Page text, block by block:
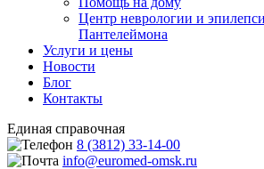
Центр неврологии и
Пантелеймона
Услуги и цены
Новости
Блог
Контакты
Единая справочная
8 (3812) 33-14-00
info@euromed-omsk.ru